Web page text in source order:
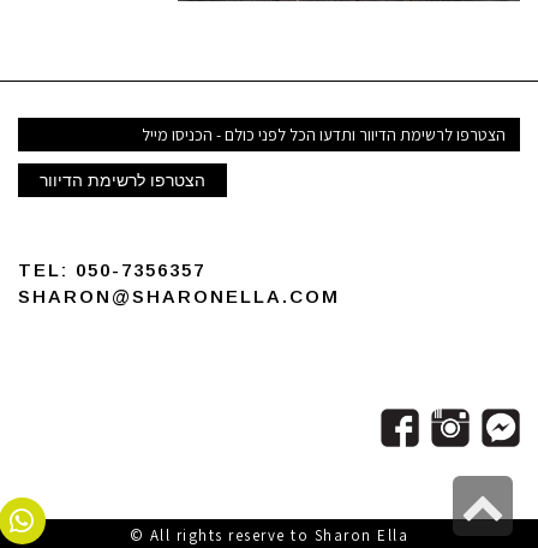
דואר
אלקטרוני
הצטרפו לרשימת הדיוור
TEL: 050-7356357
SHARON@SHARONELLA.COM
All rights reserve to Sharon Ella ©
גלילה